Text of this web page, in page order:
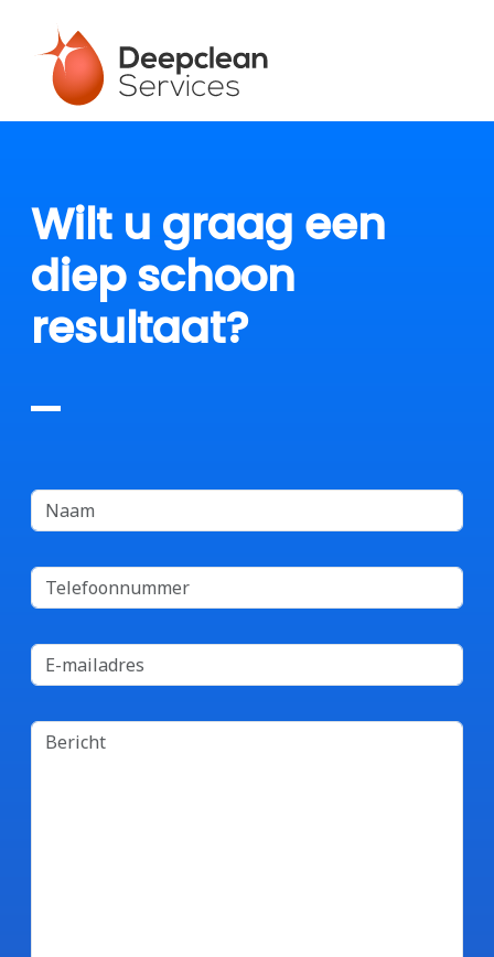
Wilt u graag een
diep schoon
resultaat?